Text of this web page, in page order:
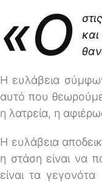
«Ό
Η ευλάβεια
αυτό που θεωρούμε
η λατρεία, η
Η ευλάβεια
η στάση είναι να
είναι τα